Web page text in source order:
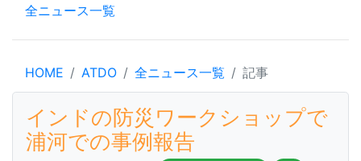
全ニュース一覧
HOME ATDO 全ニュース一覧 記事
インドの防災ワークショップで
浦河での事例報告